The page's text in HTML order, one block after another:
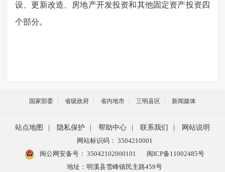
设、更新改造、房地产开发投资和其他固定资产投资四
个部分。
国家部委 省级政府 省内地市 三明县区 新闻媒体
站点地图 隐私保护 帮助中心 联系我们
网站说明
网站标识码： 3504210001
闽公网安备号： 35042102000101
闽ICP备11002485号
地址：明溪县雪峰镇民主路459号